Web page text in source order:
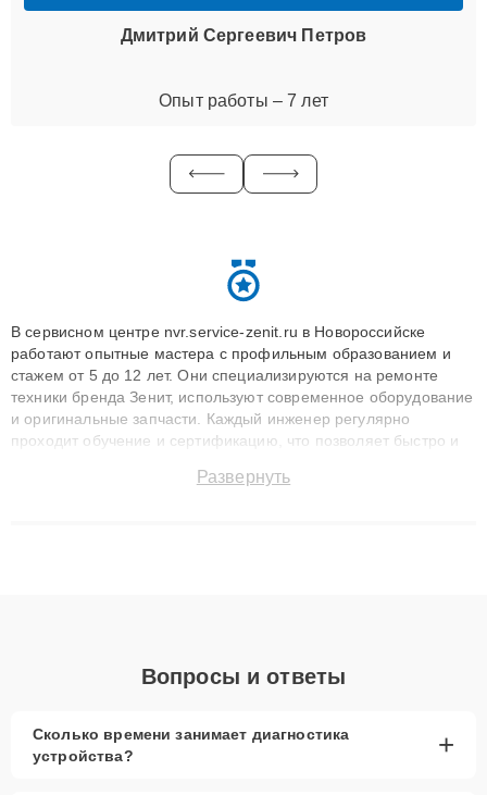
Дмитрий Сергеевич Петров
Опыт работы – 7 лет
В сервисном центре nvr.service-zenit.ru в Новороссийске
работают опытные мастера с профильным образованием и
стажем от 5 до 12 лет. Они специализируются на ремонте
техники бренда Зенит, используют современное оборудование
и оригинальные запчасти. Каждый инженер регулярно
проходит обучение и сертификацию, что позволяет быстро и
сохранением гарантии до 3 лет. Наши мастера решают
Развернуть
Вопросы и ответы
Сколько времени занимает диагностика
устройства?
+